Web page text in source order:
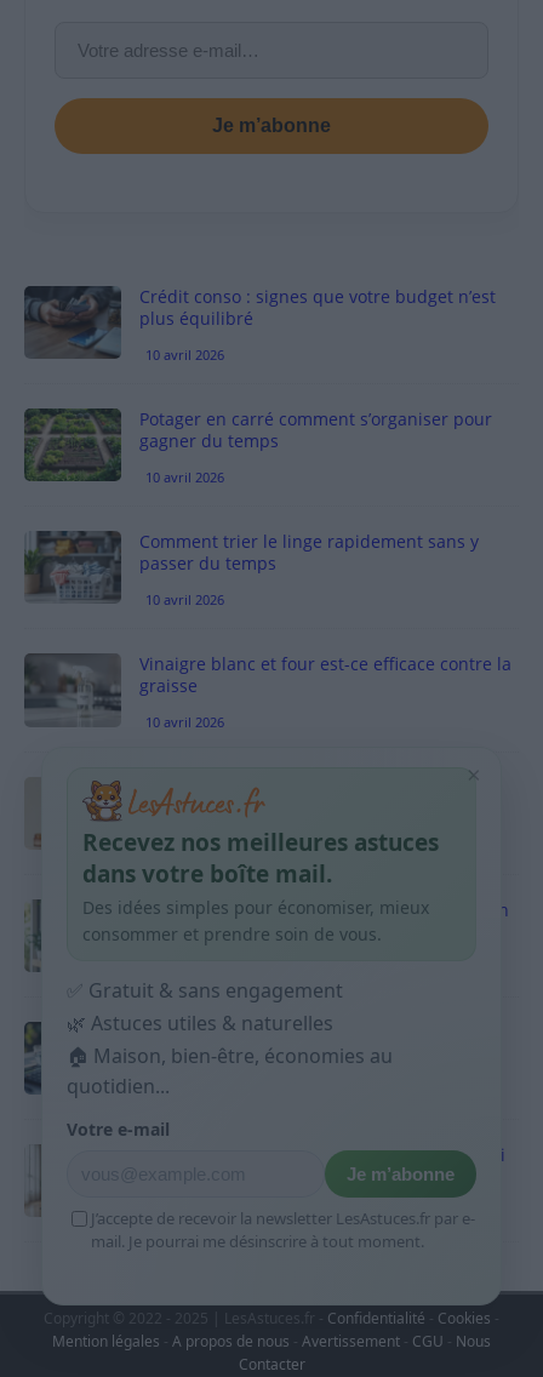
Je m’abonne
Crédit conso : signes que votre budget n’est
plus équilibré
10 avril 2026
Potager en carré comment s’organiser pour
gagner du temps
10 avril 2026
Comment trier le linge rapidement sans y
passer du temps
10 avril 2026
Vinaigre blanc et four est-ce efficace contre la
graisse
10 avril 2026
Taches pigmentaires : routine simple +
habitudes qui aident
9 avril 2026
Produits ménagers : comment économiser en
courses sans acheter 10 sprays
Budget mensuel : méthode rapide pour
répartir son salaire dès le jour de paie
9 avril 2026
Sport 10 minutes par jour est-ce utile et quoi
9 avril 2026
Copyright © 2022 - 2025 | LesAstuces.fr - Confidentialité Cookies -
Mention légales - A propos de nous - Avertissement - CGU - Nous
Contacter
×
Recevez nos meilleures astuces
dans votre boîte mail.
Des idées simples pour économiser, mieux
consommer et prendre soin de vous.
✅ Gratuit & sans engagement
🌿 Astuces utiles & naturelles
🏠 Maison, bien-être, économies au
quotidien...
Votre e-mail
Je m’abonne
J’accepte de recevoir la newsletter LesAstuces.fr par e-
mail. Je pourrai me désinscrire à tout moment.